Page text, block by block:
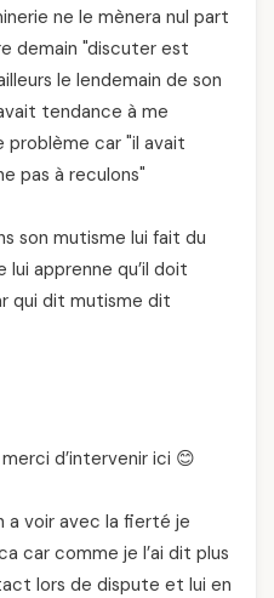
ne le mènera nul part
demain "discuter est
le lendemain de son
tendance à me
problème car "il avait
pas à reculons"
son mutisme lui fait du
lui apprenne qu’il doit
qui dit mutisme dit
d’intervenir ici 😊
a voir avec la fierté je
car comme je l’ai dit plus
lors de dispute et lui en